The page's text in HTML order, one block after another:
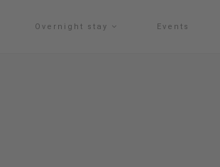
Overnight stay Events